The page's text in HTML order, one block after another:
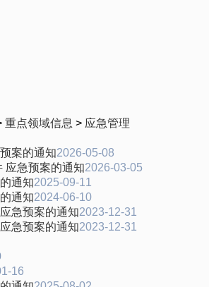
重点领域信息 > 应急管理
案的通知2026-05-08
应急预案的通知2026-03-05
通知2025-09-11
通知2024-06-10
急预案的通知2023-12-31
急预案的通知2023-12-31
16